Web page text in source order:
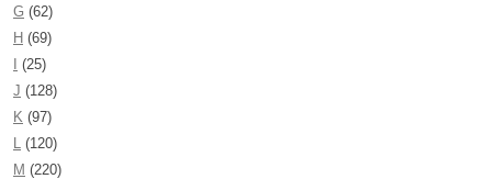
G (62)
H (69)
(25)
J (128)
K (97)
(120)
M (220)